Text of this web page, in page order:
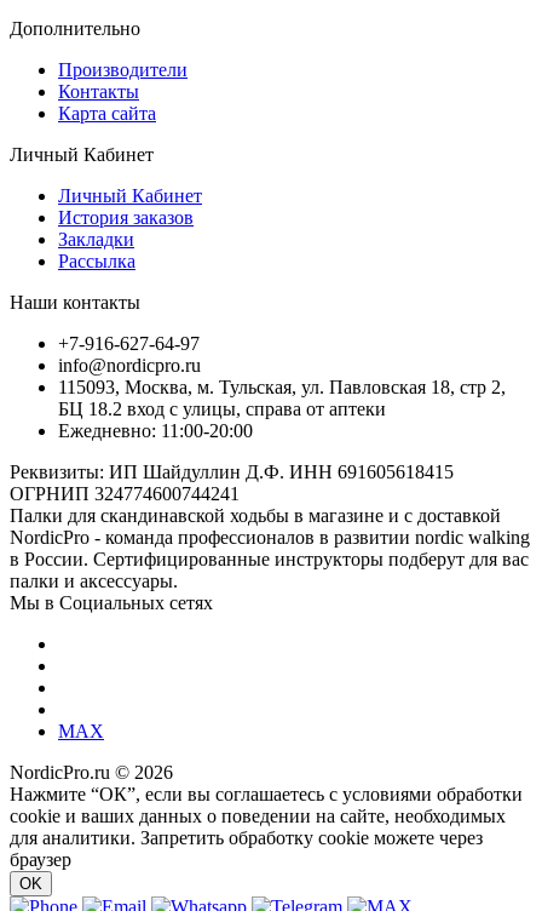
Дополнительно
Производители
Контакты
Карта сайта
Личный Кабинет
Личный Кабинет
История заказов
Закладки
Рассылка
Наши контакты
+7-916-627-64-97
info@nordicpro.ru
115093, Москва, м. Тульская, ул. Павловская 18, стр 2,
БЦ 18.2 вход с улицы, справа от аптеки
Ежедневно: 11:00-20:00
Реквизиты: ИП Шайдуллин Д.Ф. ИНН 691605618415
ОГРНИП 324774600744241
Палки для скандинавской ходьбы в магазине и с доставкой
NordicPro - команда профессионалов в развитии nordic walking
в России. Сертифицированные инструкторы подберут для вас
палки и аксессуары.
Мы в Социальных сетях
MAX
NordicPro.ru © 2026
Нажмите “ОК”, если вы соглашаетесь с условиями обработки
cookie и ваших данных о поведении на сайте, необходимых
для аналитики. Запретить обработку cookie можете через
браузер
OK